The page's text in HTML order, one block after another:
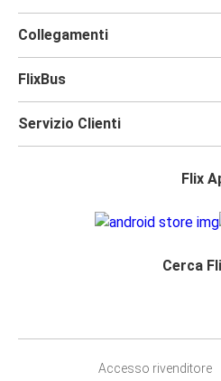
Collegamenti
FlixBus
Servizio Clienti
Flix
Cerca
Accesso rivenditore